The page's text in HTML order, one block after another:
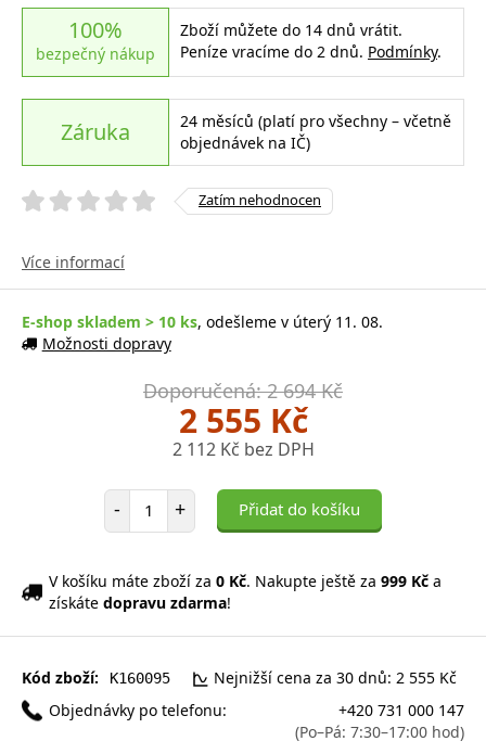
100%
bezpečný nákup
Zboží můžete do 14 dnů vrátit.
Peníze vracíme do 2 dnů. Podmínky.
Záruka
24 měsíců (platí pro všechny – včetně
objednávek na IČ)
Zatím nehodnocen
Více informací
E-shop skladem > 10 ks, odešleme v úterý 11. 08.
Možnosti dopravy
Doporučená: 2 694 Kč
2 555 Kč
2 112 Kč bez DPH
- Počet položek
+ Přidat do košíku
V košíku máte zboží za 0 Kč. Nakupte ještě za 999 Kč a
získáte dopravu zdarma!
Kód zboží: K160095
Nejnižší cena za 30 dnů: 2 555 Kč
Objednávky po telefonu:
+420 731 000 147
(Po–Pá: 7:30–17:00 hod)